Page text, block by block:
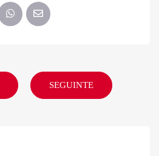
SEGUINTE